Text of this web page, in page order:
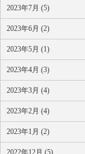
2023年7月 (5)
2023年6月 (2)
2023年5月 (1)
2023年4月 (3)
2023年3月 (4)
2023年2月 (4)
2023年1月 (2)